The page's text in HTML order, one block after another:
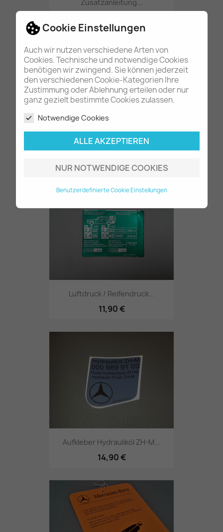
Cookie Einstellungen
Auch wir nutzen verschiedene Arten von
Cookies. Technische und notwendige Cookies
benötigen wir zwingend. Sie können jederzeit
den verschiedenen Cookie-Kategorien Ihre
Zustimmung oder Ablehnung erteilen oder nur
ganz gezielt bestimmte Cookies zulassen.
Notwendige Cookies
ALLE AKZEPTIEREN
NUR NOTWENDIGE COOKIES
Benutzerdefinierte Cookie Einstellungen
Zusatzanleitung...
14,80 €
Z.ZT. NICHT LIEFERBAR
Luftdruck / Reifendruck...
11,90 €
Aufkleber Hydrauliköl ZH-M...
14,90 €